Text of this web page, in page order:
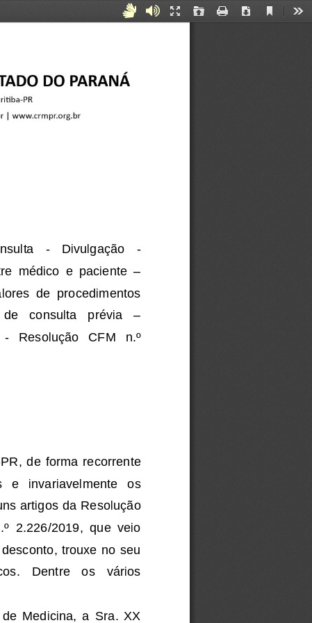
Acessibilidade
Áudiodescrição
Presentation
Open Print Download
Current
- Divulgação
-
médico  e  paciente –
de  procedimentos
consulta   prévia
–
- Resolução   CFM   n º
PR ,  de forma recorrente
e invariavelmente
os
artigos da Resolução
º 2 226/2019
que  veio
trouxe no seu
Dentre   os   vários
de Medicina, a  Sra. XX